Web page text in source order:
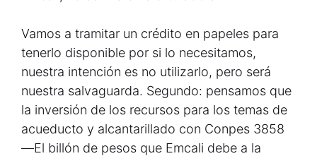
Vamos a tramitar un crédito en papeles para
tenerlo disponible por si lo necesitamos,
nuestra intención es no utilizarlo, pero será
nuestra salvaguarda. Segundo: pensamos que
la inversión de los recursos para los temas de
acueducto y alcantarillado con Conpes 3858
—El billón de pesos que Emcali debe a la